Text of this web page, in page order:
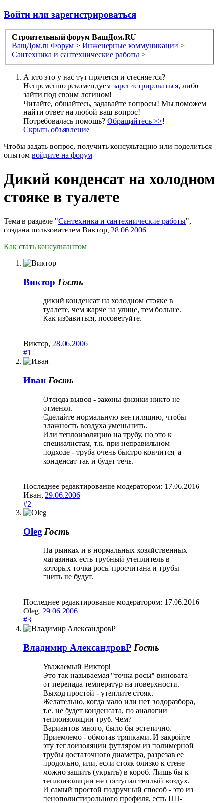
Войти или зарегистрироваться
Строительный форум ВашДом.RU
ВашДом.ru Форум > Инженерные коммуникации >
Сантехника и сантехнические работы >
А кто это у нас тут прячется и стесняется?
Непременно рекомендуем зарегистрироваться, либо
зайти под своим логином!
Читайте, общайтесь, задавайте вопросы! Мы поможем
найти ответ на любой ваш вопрос!
Потребовалась помощь? Обращайтесь >>!
Скрыть объявление
Чтобы задать вопрос, получить консультацию или поделиться
опытом войдите на форум
Дикий конденсат на холодном
стояке в туалете
Тема в разделе "Сантехника и сантехнические работы",
создана пользователем Виктор, 28.06.2006.
Как стать консультантом
Виктор Гость
дикий конденсат на холодном стояке в
туалете, чем жарче на улице, тем больше.
Как избавиться, посоветуйте.
Виктор, 28.06.2006
#1
Иван Гость
Отсюда вывод - законы физики никто не
отменял.
Сделайте нормальную вентиляцию, чтобы
влажность воздуха уменьшить.
Или теплоизоляцию на трубу, но это к
специалистам, т.к. при неправильном
подходе - труба очень быстро кончится, а
конденсат так и будет течь.
Последнее редактирование модератором: 17.06.2016
Иван, 29.06.2006
#2
Oleg Гость
На рынках и в нормальных хозяйственных
магазинах есть трубный утеплитель в
которых точка росы просчитана и трубы
гнить не будут.
Последнее редактирование модератором: 17.06.2016
Oleg, 29.06.2006
#3
Владимир АлександровР Гость
Уважаемый Виктор!
Это так называемая "точка росы" виновата
от перепада температур на поверхности.
Выход простой - утеплите стояк.
Желательно, когда мало или нет водоразбора,
т.е. не будет конденсата, по аналогии
теплоизоляции труб. Чем?
Вариантов много, было бы эстетично.
Приемлемо - обмотав тряпками. И закройте
эту теплоизоляции футляром из полимерной
трубы достаточного диаметра, разрезав ее
продольно, или, если стояк близко к стене
можно зашить (укрыть) в короб. Лишь бы к
теплоизоляции не поступал теплый воздух.
И самый простой подручный способ - это из
пенополистирольного профиля, есть ПП-